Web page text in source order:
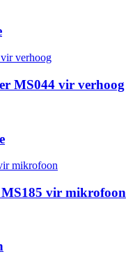
MS044 vir verhoog
vir mikrofoon